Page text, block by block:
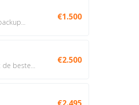
€1.500
beste...
€2.500
€2.495